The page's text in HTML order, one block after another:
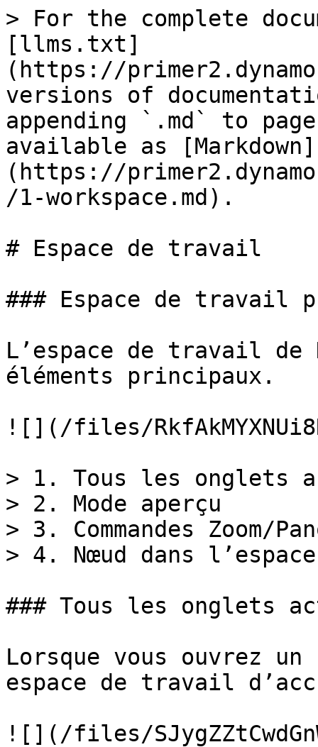
> For the complete
[llms.txt]
(https://
versions of
appending `.md` to
available as [Markdown]
(https://
/1-workspace.md).
# Espace de travail
### Espace de travail
L’espace de travail de
éléments principaux.
![](/files/
> 1. Tous les onglets
> 2. Mode aperçu
> 3. Commandes Zoom/
> 4. Nœud dans
### Tous les onglets
Lorsque vous ouvrez
espace de travail
![](/files/